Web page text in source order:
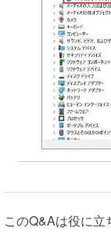
動的に許諾
を作成する
イルは許諾
お客さまは
はリースそ
ものとします
お客さまは
みお客さま
譲渡するこ
許諾ソフト
ュアルなど
および本契
契約の条項
このQ&Aは役に立